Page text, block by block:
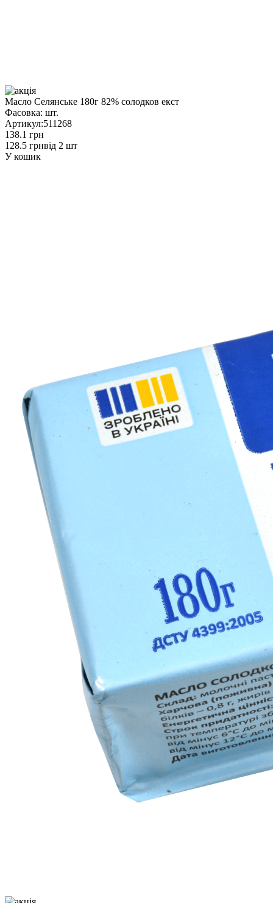
Масло Селянське 180г 82% солодков екст
Фасовка: шт.
Артикул:511268
138.1 грн
128.5 грнвід 2 шт
У кошик